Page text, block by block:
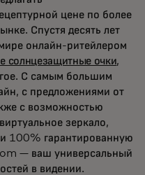
цене по более
Спустя десять лет
онлайн-ритейлером
солнцезащитные очки,
С самым большим
с предложениями от
с возможностью
зеркало,
100% гарантированную
— ваш универсальный
в видении.